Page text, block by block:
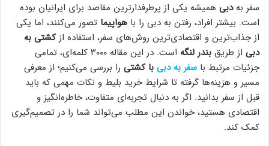
سفر بهدبی همیشه یکی از پرطرفدارترین مقاصد برای ایرانیان بوده
است. بیشتر افراد، رفتن به دبی را با هواپیما تصور می‌کنند، اما یکی
از جذاب‌ترین و اقتصادی‌ترین روش‌های سفر، استفاده ازکشتی به
دبی از طریق بندر لنگه
است. در این مقاله ۳۰۰۰ کلمه‌ای، تمامی
جزئیات مرتبط با سفر به دبی با کشتی را بررسی می‌کنیم؛ از معرفی
مسیر و هزینه‌ها گرفته تا شرایط خرید بلیط و نکات مهمی که باید
قبل از سفر بدانید. اگر به دنبال تجربه‌ای متفاوت، خاطره‌انگیز و
اقتصادی هستید، خواندن این مطلب می‌تواند شما را در تصمیم‌گیری
کمک کند.